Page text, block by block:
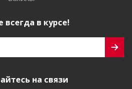
всегда в курсе!
на связи